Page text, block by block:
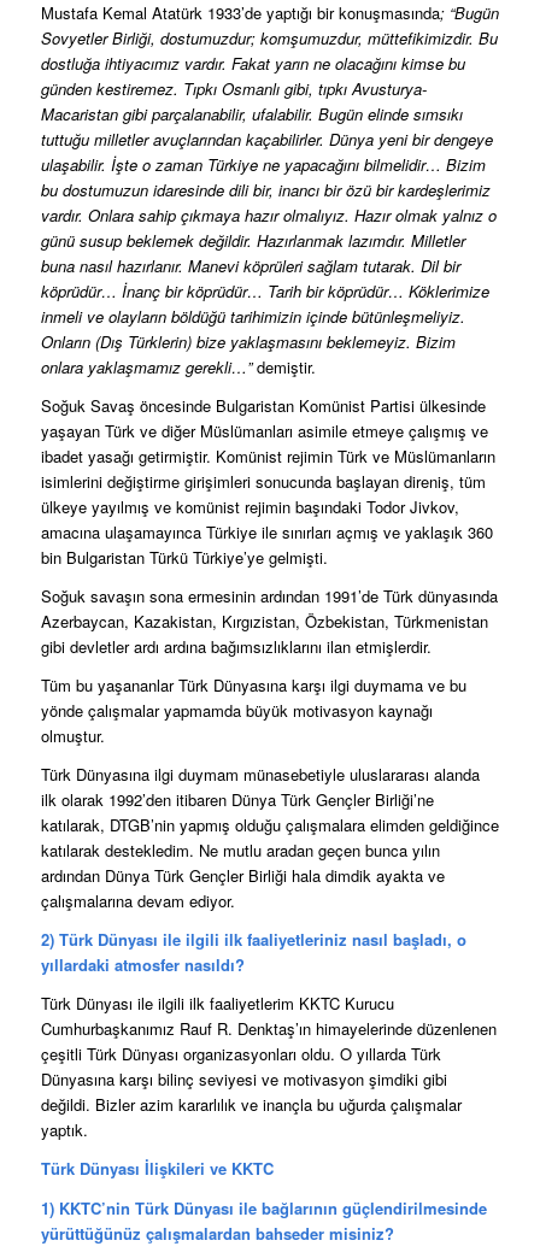
Mustafa Kemal Atatürk 1933’de yaptığı bir konuşmasında; “Bugün
Sovyetler Birliği, dostumuzdur; komşumuzdur, müttefikimizdir. Bu
dostluğa ihtiyacımız vardır. Fakat yarın ne olacağını kimse bu
günden kestiremez. Tıpkı Osmanlı gibi, tıpkı Avusturya-
Macaristan gibi parçalanabilir, ufalabilir. Bugün elinde sımsıkı
tuttuğu milletler avuçlarından kaçabilirler. Dünya yeni bir dengeye
ulaşabilir. İşte o zaman Türkiye ne yapacağını bilmelidir… Bizim
bu dostumuzun idaresinde dili bir, inancı bir özü bir kardeşlerimiz
vardır. Onlara sahip çıkmaya hazır olmalıyız. Hazır olmak yalnız o
günü susup beklemek değildir. Hazırlanmak lazımdır. Milletler
buna nasıl hazırlanır. Manevi köprüleri sağlam tutarak. Dil bir
köprüdür… İnanç bir köprüdür… Tarih bir köprüdür… Köklerimize
inmeli ve olayların böldüğü tarihimizin içinde bütünleşmeliyiz.
Onların (Dış Türklerin) bize yaklaşmasını beklemeyiz. Bizim
onlara yaklaşmamız gerekli…”demiştir.
Soğuk Savaş öncesinde Bulgaristan Komünist Partisi ülkesinde
yaşayan Türk ve diğer Müslümanları asimile etmeye çalışmış ve
ibadet yasağı getirmiştir. Komünist rejimin Türk ve Müslümanların
isimlerini değiştirme girişimleri sonucunda başlayan direniş, tüm
ülkeye yayılmış ve komünist rejimin başındaki Todor Jivkov,
amacına ulaşamayınca Türkiye ile sınırları açmış ve yaklaşık 360
bin Bulgaristan Türkü Türkiye’ye gelmişti.
Soğuk savaşın sona ermesinin ardından 1991’de Türk dünyasında
Azerbaycan, Kazakistan, Kırgızistan, Özbekistan, Türkmenistan
gibi devletler ardı ardına bağımsızlıklarını ilan etmişlerdir.
Tüm bu yaşananlar Türk Dünyasına karşı ilgi duymama ve bu
yönde çalışmalar yapmamda büyük motivasyon kaynağı
olmuştur.
Türk Dünyasına ilgi duymam münasebetiyle uluslararası alanda
ilk olarak 1992’den itibaren Dünya Türk Gençler Birliği’ne
katılarak, DTGB’nin yapmış olduğu çalışmalara elimden geldiğince
katılarak destekledim. Ne mutlu aradan geçen bunca yılın
ardından Dünya Türk Gençler Birliği hala dimdik ayakta ve
çalışmalarına devam ediyor.
2) Türk Dünyası ile ilgili ilk faaliyetleriniz nasıl başladı, o
yıllardaki atmosfer nasıldı?
Türk Dünyası ile ilgili ilk faaliyetlerim KKTC Kurucu
Cumhurbaşkanımız Rauf R. Denktaş’ın himayelerinde düzenlenen
çeşitli Türk Dünyası organizasyonları oldu. O yıllarda Türk
Dünyasına karşı bilinç seviyesi ve motivasyon şimdiki gibi
değildi. Bizler azim kararlılık ve inançla bu uğurda çalışmalar
yaptık.
Türk Dünyası İlişkileri ve KKTC
1) KKTC’nin Türk Dünyası ile bağlarının güçlendirilmesinde
yürüttüğünüz çalışmalardan bahseder misiniz?